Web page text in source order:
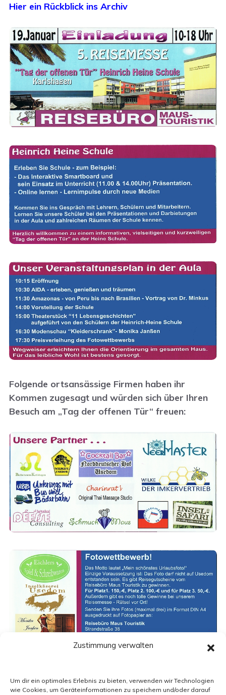
Zustimmung verwalten
Um dir ein optimales Erlebnis zu bieten, verwenden wir Technologien
wie Cookies, um Geräteinformationen zu speichern und/oder darauf
Hier ein Rückblick ins Archiv
Folgende ortsansässige Firmen haben ihr
Kommen zugesagt und würden sich über Ihren
Besuch am „Tag der offenen Tür“ freuen:
Wir heißen Sie herzlich bei uns in
der Heinrich-Heine-Schule